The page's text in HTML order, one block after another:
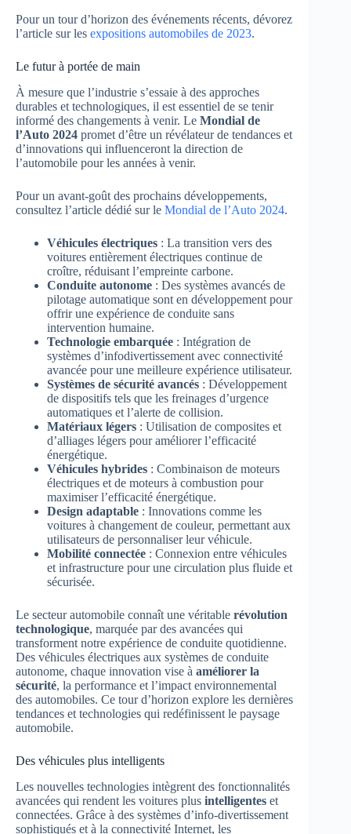
Pour un tour d’horizon des événements récents, dévorez
l’article sur les expositions automobiles de 2023.
Le futur à portée de main
À mesure que l’industrie s’essaie à des approches
durables et technologiques, il est essentiel de se tenir
informé des changements à venir. Le Mondial de
l’Auto 2024 promet d’être un révélateur de tendances et
d’innovations qui influenceront la direction de
l’automobile pour les années à venir.
Pour un avant-goût des prochains développements,
consultez l’article dédié sur le Mondial de l’Auto 2024.
Véhicules électriques : La transition vers des
voitures entièrement électriques continue de
croître, réduisant l’empreinte carbone.
Conduite autonome : Des systèmes avancés de
pilotage automatique sont en développement pour
offrir une expérience de conduite sans
intervention humaine.
Technologie embarquée : Intégration de
systèmes d’infodivertissement avec connectivité
avancée pour une meilleure expérience utilisateur.
Systèmes de sécurité avancés : Développement
de dispositifs tels que les freinages d’urgence
automatiques et l’alerte de collision.
Matériaux légers : Utilisation de composites et
d’alliages légers pour améliorer l’efficacité
énergétique.
Véhicules hybrides : Combinaison de moteurs
électriques et de moteurs à combustion pour
maximiser l’efficacité énergétique.
Design adaptable : Innovations comme les
voitures à changement de couleur, permettant aux
utilisateurs de personnaliser leur véhicule.
Mobilité connectée : Connexion entre véhicules
et infrastructure pour une circulation plus fluide et
sécurisée.
Le secteur automobile connaît une véritable révolution
technologique, marquée par des avancées qui
transforment notre expérience de conduite quotidienne.
Des véhicules électriques aux systèmes de conduite
autonome, chaque innovation vise à améliorer la
sécurité, la performance et l’impact environnemental
des automobiles. Ce tour d’horizon explore les dernières
tendances et technologies qui redéfinissent le paysage
automobile.
Des véhicules plus intelligents
Les nouvelles technologies intègrent des fonctionnalités
avancées qui rendent les voitures plus intelligentes et
connectées. Grâce à des systèmes d’info-divertissement
sophistiqués et à la connectivité Internet, les